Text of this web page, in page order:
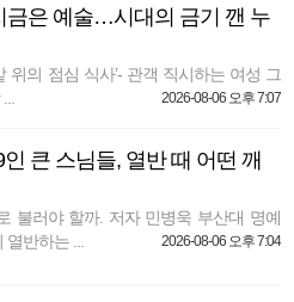
금은 예술…시대의 금기 깬 누
위의 점심 식사’- 관객 직시하는 여성 그
2026-08-06 오후 7:07
인 큰 스님들, 열반 때 어떤 깨
불러야 할까. 저자 민병욱 부산대 명예
반하는 ...
2026-08-06 오후 7:04